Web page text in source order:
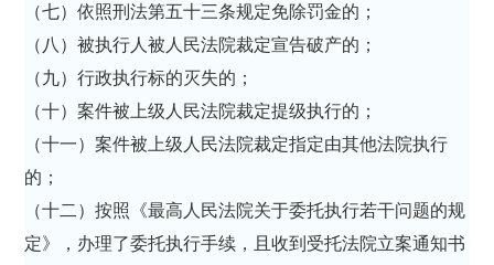
（七）依照刑法第五十三条规定免除罚金的；
（八）被执行人被人民法院裁定宣告破产的；
（九）行政执行标的灭失的；
（十）案件被上级人民法院裁定提级执行的；
（十一）案件被上级人民法院裁定指定由其他法院执行
的；
（十二）按照《最高人民法院关于委托执行若干问题的规
定》，办理了委托执行手续，且收到受托法院立案通知书